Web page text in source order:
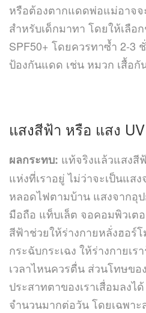
หรือต้องตากแดดพ่อแม่อาจ
สำหรับเด็กมาทา โดยให้เลือ
SPF50+ โดยควรทาซ้ำ 2-3
ป้องกันแดด เช่น หมวก เสื้อกั
แสงสีฟ้า หรือ แสง
ผลกระทบ: แท้จริงแล้วแสงสี
แห่งที่เราอยู่ ไม่ว่าจะเป็นแส
หลอดไฟตามบ้าน แสงจากอุ
มือถือ แท็บเล็ต จอคอมพิวเต
สีฟ้าช่วยให้ร่างกายหลั่งฮอร์
กระฉับกระเฉง ให้ร่างกายเร
เวลาไหนควรตื่น ส่วนโทษข
ประสาทตาของเราเสื่อมลงไ
จำนวนมากต่อวัน โดยเฉพาะ